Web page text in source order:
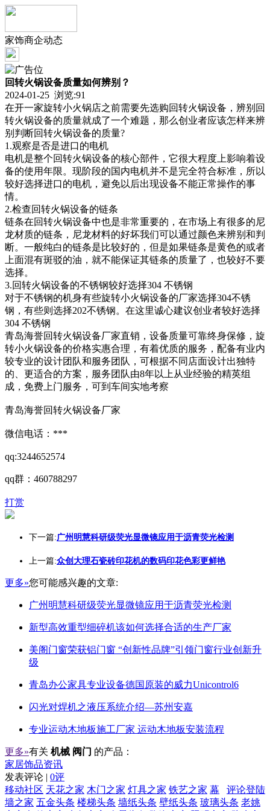
家饰商企动态
回转火锅设备质量如何辨别？
2024-01-25 浏览:91
在开一家旋转小火锅店之前需要先选购回转火锅设备，辨别回
转火锅设备的质量就成了一个难题，那么创业者应该怎样来辨
别判断回转火锅设备的质量?
1.观察是否是进口的电机
电机是整个回转火锅设备的核心部件，它很大程度上影响着设
备的使用年限。现阶段的国内电机并不是完全符合标准，所以
较好选择进口的电机，避免以后出现设备不能正常操作的事
情。
2.检查回转火锅设备的链条
链条在回转火锅设备中也是非常重要的，在市场上有很多的尼
龙材质的链条，尼龙材料的好坏我们可以通过颜色来辨别和判
断。一般纯白的链条是比较好的，但是如果链条是黄色的或者
上面混有斑驳的油，就不能保证其链条的质量了，也较好不要
选择。
3.回转火锅设备的不锈钢较好选择304 不锈钢
对于不锈钢的机身有些旋转小火锅设备的厂家选择304不锈
钢，有些则选择202不锈钢。在这里诚心建议创业者较好选择
304 不锈钢
青岛海誉回转火锅设备厂家直销，设备质量可靠终身保修，旋
转小火锅设备的价格实惠合理，有着优质的服务，配备有业内
较专业的设计团队和服务团队，可根据不同店面设计出独特
的、更适合的方案，服务团队由8年以上从业经验的精英组
成，免费上门服务，可到车间实地考察
青岛海誉回转火锅设备厂家
微信电话：***
qq:3244652574
qq群：460788297
打赏
下一篇:广州明慧科研级荧光显微镜应用于沥青荧光检测
上一篇:众创大理石瓷砖印花机的数码印花色彩更鲜艳
更多»您可能感兴趣的文章:
广州明慧科研级荧光显微镜应用于沥青荧光检测
新型高效重型细碎机该如何选择合适的生产厂家
美阁门窗荣获铝门窗 “创新性品牌”引领门窗行业创新升
级
青岛办公家具专业设备德国原装的威力Unicontrol6
闪光对焊机之液压系统介绍—苏州安嘉
专业运动木地板施工厂家 运动木地板安装流程
更多»有关 机械 阀门 的产品：
家居饰品资讯
发表评论 | 0评
评论登陆
移动社区 天花之家 木门之家 灯具之家 铁艺之家 幕
墙之家 五金头条 楼梯头条 墙纸头条 壁纸头条 玻璃头条 老姚